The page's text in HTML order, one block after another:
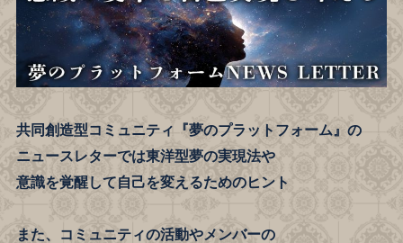
共同創造型コミュニティ『夢のプラットフォーム』の
ニュースレターでは東洋型夢の実現法や
意識を覚醒して自己を変えるためのヒント
また、コミュニティの活動やメンバーの